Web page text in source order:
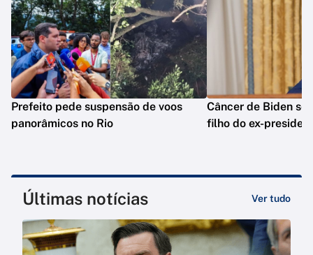
Prefeito pede suspensão de voos
panorâmicos no Rio
Câncer de Biden se
filho do ex-
Últimas notícias Ver tudo